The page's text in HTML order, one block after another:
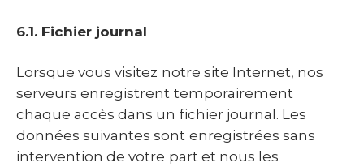
6.1. Fichier journal
Lorsque vous visitez notre site Internet, nos
serveurs enregistrent temporairement
chaque accès dans un fichier journal. Les
données suivantes sont enregistrées sans
intervention de votre part et nous les